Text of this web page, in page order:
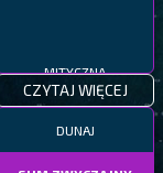
CZYTAJ WIĘCEJ
DUNAJ